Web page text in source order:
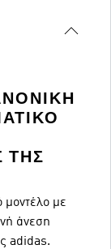
ΤΗΣ
με
άνεση
adidas.